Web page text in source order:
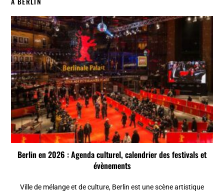
Berlin en 2026 : Agenda culturel, calendrier des festivals et
évènements
Ville de mélange et de culture, Berlin est une scène artistique